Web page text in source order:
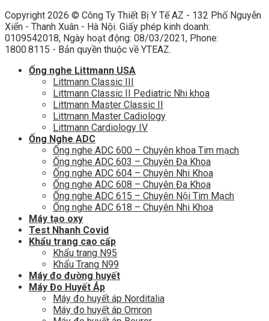
Copyright 2026 © Công Ty Thiết Bị Y Tế AZ - 132 Phố Nguyễn
Xiển - Thanh Xuân - Hà Nội. Giấy phép kinh doanh:
0109542018, Ngày hoạt động: 08/03/2021, Phone:
1800.8115 - Bản quyền thuộc về YTEAZ.
Ống nghe Littmann USA
Littmann Classic III
Littmann Classic II Pediatric Nhi khoa
Littmann Master Classic II
Littmann Master Cadiology
Littmann Cardiology IV
Ống Nghe ADC
Ống nghe ADC 600 – Chuyên khoa Tim mạch
Ống nghe ADC 603 – Chuyên Đa Khoa
Ống nghe ADC 604 – Chuyên Nhi Khoa
Ống nghe ADC 608 – Chuyên Đa Khoa
Ống nghe ADC 615 – Chuyên Nội Tim Mạch
Ống nghe ADC 618 – Chuyên Nhi Khoa
Máy tạo oxy
Test Nhanh Covid
Khẩu trang cao cấp
Khẩu trang N95
Khẩu Trang N99
Máy đo đường huyết
Máy Đo Huyết Áp
Máy đo huyết áp Norditalia
Máy đo huyết áp Omron